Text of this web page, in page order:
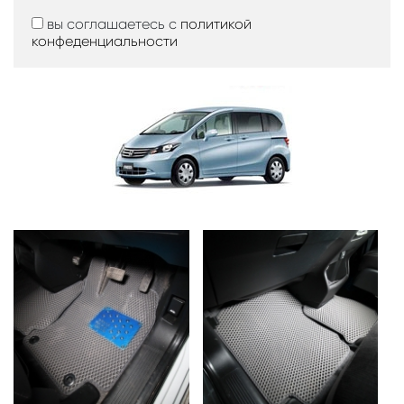
вы соглашаетесь с политикой
конфеденциальности